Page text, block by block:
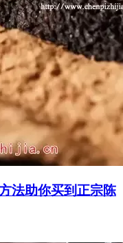
法助你买到正宗陈